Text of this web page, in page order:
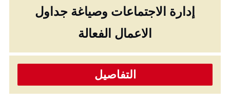
إدارة الاجتماعات وصياغة جداول
الاعمال الفعالة
التفاصيل